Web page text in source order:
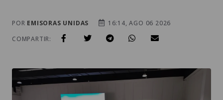
POR EMISORAS UNIDAS
16:14, AGO 06 2026
COMPARTIR: